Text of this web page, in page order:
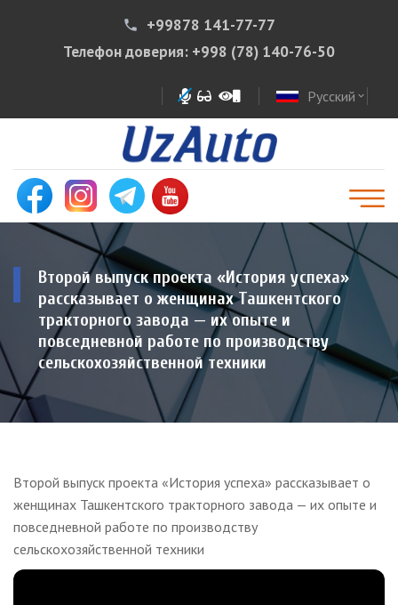
phone
+99878 141-77-77
Телефон доверия: +998 (78) 140-76-50
Русский expand_more
Второй выпуск проекта «История успеха»
рассказывает о женщинах Ташкентского
тракторного завода — их опыте и
повседневной работе по производству
сельскохозяйственной техники
Второй выпуск проекта «История успеха» рассказывает о
женщинах Ташкентского тракторного завода — их опыте и
повседневной работе по производству
сельскохозяйственной техники